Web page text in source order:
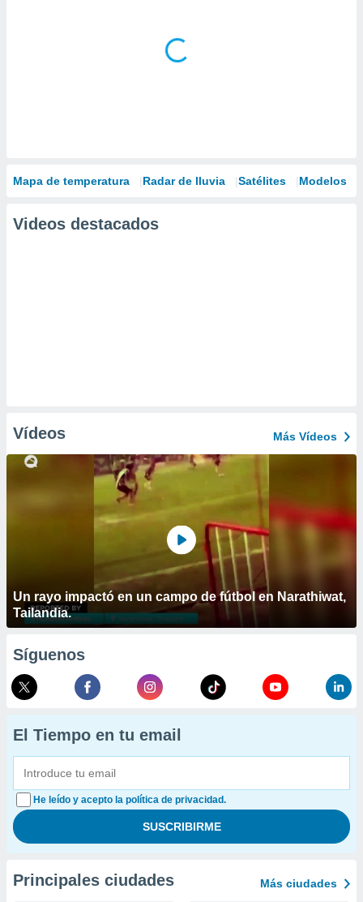
Mapa de temperatura Radar de lluvia Satélites Modelos
Videos destacados
Vídeos Más Vídeos
Un rayo impactó en un campo de fútbol en Narathiwat,
Tailandia.
Síguenos
El Tiempo en tu email
He leído y acepto la política de privacidad.
Principales ciudades Más ciudades